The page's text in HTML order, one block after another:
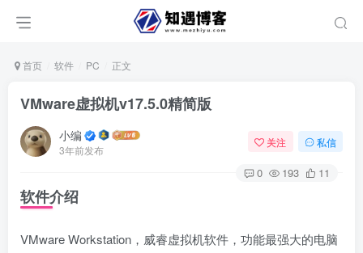
首页 软件 PC 正文
VMware虚拟机v17.5.0精简版
小编
3年前发布
关注 私信
0 193 11
软件介绍
VMware Workstation，威睿虚拟机软件，功能最强大的电脑